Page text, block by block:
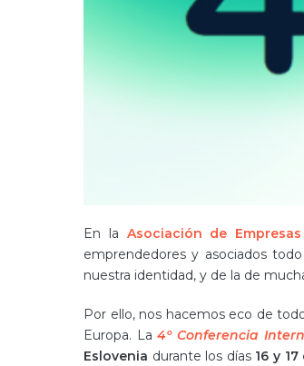
En la Asociación de
emprendedores y asociados
nuestra identidad, y de la de
Por ello, nos hacemos eco de
Europa. La4º Conferencia
Eslovenia durante los días 16 y